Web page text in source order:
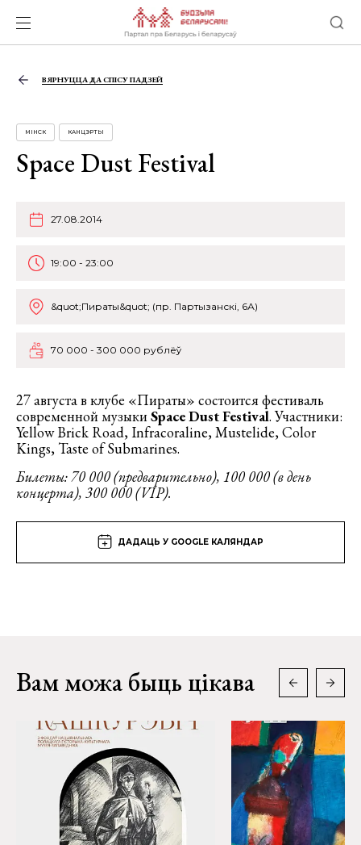
ВЯРНУЦЦА ДА СПІСУ ПАДЗЕЙ
МІНСК КАНЦЭРТЫ
Space Dust Festival
27.08.2014
19:00 - 23:00
&quot;Пираты&quot; (пр. Партызанскі, 6А)
70 000 - 300 000 рублёў
27 августа в клубе «Пираты» состоится фестиваль
современной музыкиSpace Dust Festival. Участники:
Yellow Brick Road, Infracoraline, Mustelide, Color
Kings, Taste of Submarines.
Билеты: 70 000 (предварительно), 100 000 (в день
концерта), 300 000 (VIP).
ДАДАЦЬ У GOOGLE КАЛЯНДАР
Вам можа быць цікава